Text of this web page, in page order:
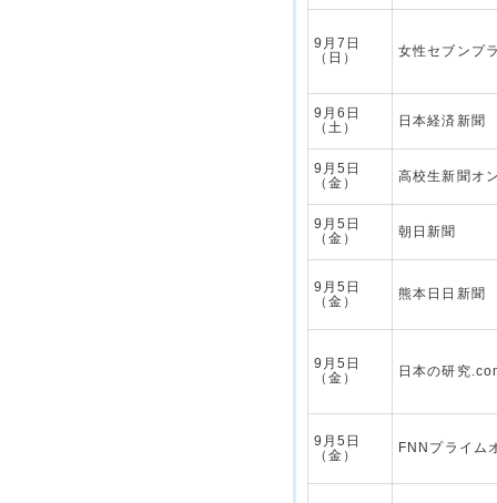
9月7日
（日）
女性セブンプ
9月6日
（土）
日本経済新聞
9月5日
（金）
高校生新聞オ
9月5日
（金）
朝日新聞
9月5日
（金）
熊本日日新聞
9月5日
（金）
日本の研究
9月5日
（金）
FNNプライム